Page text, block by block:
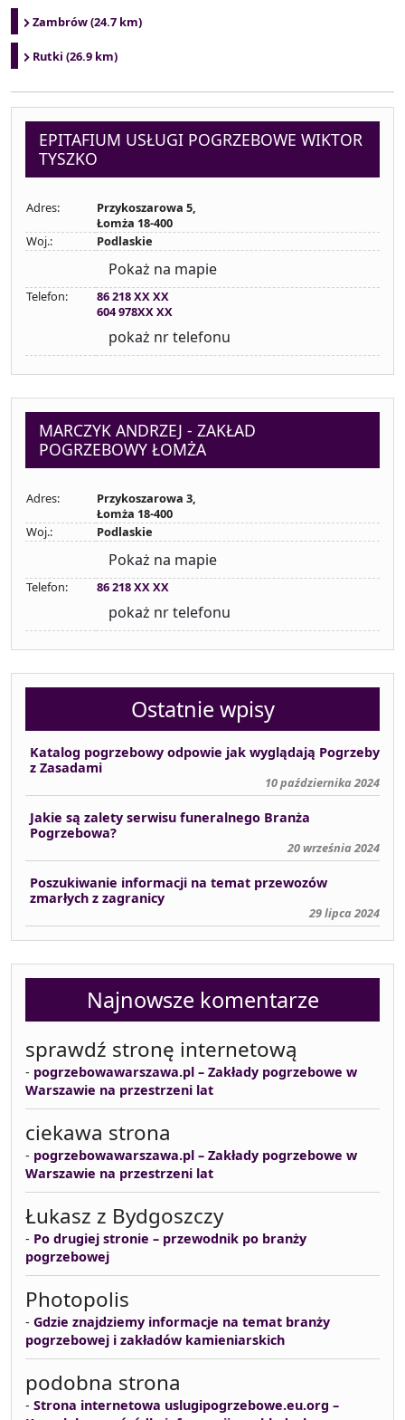
Zambrów (24.7 km)
Rutki (26.9 km)
EPITAFIUM USŁUGI POGRZEBOWE WIKTOR
TYSZKO
Adres:
Przykoszarowa 5,
Łomża 18-400
Woj.:
Podlaskie
Pokaż na mapie
Telefon:
86 218 XX XX
604 978XX XX
pokaż nr telefonu
MARCZYK ANDRZEJ - ZAKŁAD
POGRZEBOWY ŁOMŻA
Adres:
Przykoszarowa 3,
Łomża 18-400
Woj.:
Podlaskie
Pokaż na mapie
Telefon: 86 218 XX XX
pokaż nr telefonu
Ostatnie wpisy
Katalog pogrzebowy odpowie jak wyglądają Pogrzeby
z Zasadami
10 października 2024
Jakie są zalety serwisu funeralnego Branża
Pogrzebowa?
20 września 2024
Poszukiwanie informacji na temat przewozów
zmarłych z zagranicy
29 lipca 2024
Najnowsze komentarze
sprawdź stronę internetową
- pogrzebowawarszawa.pl – Zakłady pogrzebowe w
Warszawie na przestrzeni lat
ciekawa strona
- pogrzebowawarszawa.pl – Zakłady pogrzebowe w
Warszawie na przestrzeni lat
Łukasz z Bydgoszczy
- Po drugiej stronie – przewodnik po branży
pogrzebowej
Photopolis
- Gdzie znajdziemy informacje na temat branży
pogrzebowej i zakładów kamieniarskich
podobna strona
- Strona internetowa uslugipogrzebowe.eu.org –